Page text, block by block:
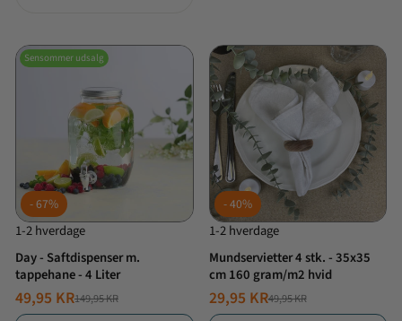
Sensommer udsalg
67%
1-2 hverdage
Day - Saftdispenser m.
tappehane - 4 Liter
NORMALPRIS
149,95 KR
TILBUDSPRIS
49,95 KR
40%
1-2 hverdage
Mundservietter 4 stk. - 35x35
cm 160 gram/m2 hvid
NORMALPRIS
49,95 KR
TILBUDSPRIS
29,95 KR